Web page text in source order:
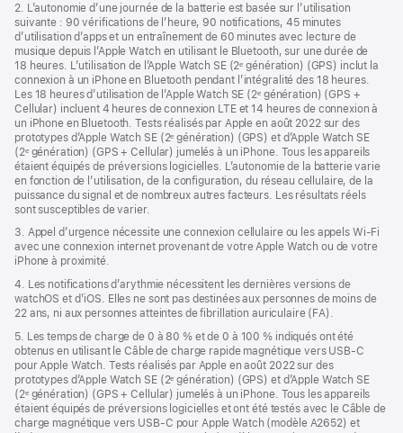
2. L’autonomie d’une journée de la batterie est basée sur l’utilisation
suivante : 90 vérifications de l’heure, 90 notifications, 45 minutes
d’utilisation d’apps et un entraînement de 60 minutes avec lecture de
musique depuis l’Apple Watch en utilisant le Bluetooth, sur une durée de
18 heures. L’utilisation de l’Apple Watch SE (2ᵉ génération) (GPS) inclut la
connexion à un iPhone en Bluetooth pendant l’intégralité des 18 heures.
Les 18 heures d’utilisation de l’Apple Watch SE (2ᵉ génération) (GPS +
Cellular) incluent 4 heures de connexion LTE et 14 heures de connexion à
un iPhone en Bluetooth. Tests réalisés par Apple en août 2022 sur des
prototypes d’Apple Watch SE (2ᵉ génération) (GPS) et d’Apple Watch SE
(2ᵉ génération) (GPS + Cellular) jumelés à un iPhone. Tous les appareils
étaient équipés de préversions logicielles. L’autonomie de la batterie varie
en fonction de l’utilisation, de la configuration, du réseau cellulaire, de la
puissance du signal et de nombreux autres facteurs. Les résultats réels
sont susceptibles de varier.
3. Appel d’urgence nécessite une connexion cellulaire ou les appels Wi‑Fi
avec une connexion internet provenant de votre Apple Watch ou de votre
iPhone à proximité.
4. Les notifications d’arythmie nécessitent les dernières versions de
watchOS et d’iOS. Elles ne sont pas destinées aux personnes de moins de
22 ans, ni aux personnes atteintes de fibrillation auriculaire (FA).
5. Les temps de charge de 0 à 80 % et de 0 à 100 % indiqués ont été
obtenus en utilisant le Câble de charge rapide magnétique vers USB‑C
pour Apple Watch. Tests réalisés par Apple en août 2022 sur des
prototypes d’Apple Watch SE (2ᵉ génération) (GPS) et d’Apple Watch SE
(2ᵉ génération) (GPS + Cellular) jumelés à un iPhone. Tous les appareils
étaient équipés de préversions logicielles et ont été testés avec le Câble de
charge magnétique vers USB‑C pour Apple Watch (modèle A2652) et